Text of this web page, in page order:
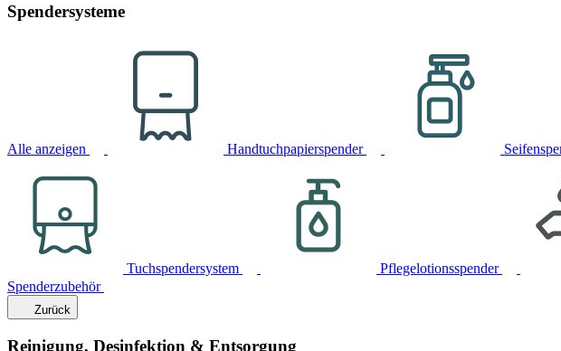
Spendersysteme
Alle anzeigen Handtuchpapierspender
Tuchspendersystem Pflegelotionsspender
Spenderzubehör
Zurück
Reinigung, Desinfektion & Entsorgung